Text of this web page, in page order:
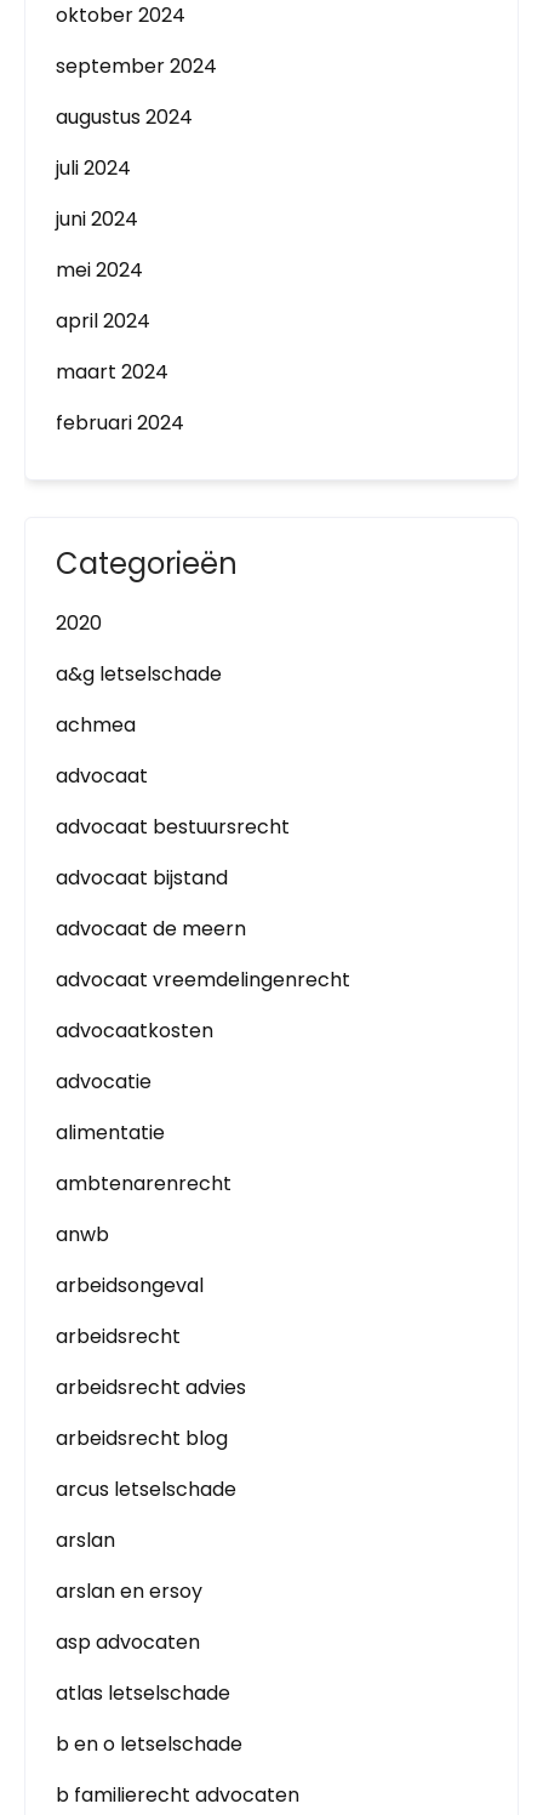
oktober 2024
september 2024
augustus 2024
juli 2024
juni 2024
mei 2024
april 2024
maart 2024
februari 2024
Categorieën
2020
a&g letselschade
achmea
advocaat
advocaat bestuursrecht
advocaat bijstand
advocaat de meern
advocaat vreemdelingenrecht
advocaatkosten
advocatie
alimentatie
ambtenarenrecht
anwb
arbeidsongeval
arbeidsrecht
arbeidsrecht advies
arbeidsrecht blog
arcus letselschade
arslan
arslan en ersoy
asp advocaten
atlas letselschade
b en o letselschade
b familierecht advocaten